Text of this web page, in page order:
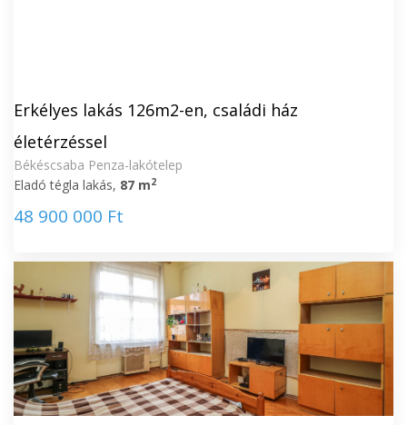
Erkélyes lakás 126m2-en, családi ház
életérzéssel
Békéscsaba Penza-lakótelep
Eladó tégla lakás, 87 m2
48 900 000 Ft